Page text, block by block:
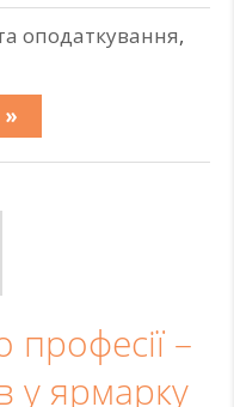
оподаткування,
професії –
у ярмарку